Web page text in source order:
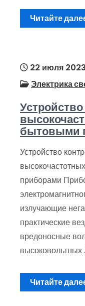
Читайте
22 июля 2023
Электрика
бытовыми
Устройство
приборами
излучающие
практические
вредоносные
Читайте